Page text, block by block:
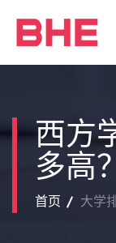
西方
多高？
首页 大学